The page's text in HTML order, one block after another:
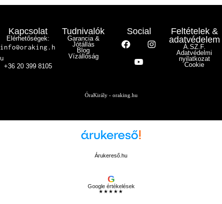
Kapcsolat
Elérhetőségek:
info@oraking.h
u
+36 20 399 8105
Tudnivalók
Garancia &
Jótállás
Blog
Vízállóság
Social
Feltételek &
adatvédelem
Á.SZ.F.
Adatvédelmi
nyilatkozat
Cookie
ÓraKirály - oraking.hu
Árukereső.hu
G
Google értékelések
★★★★★